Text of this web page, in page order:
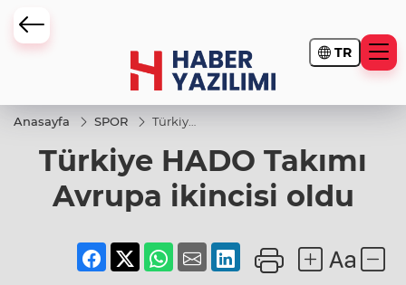
TR
Anasayfa SPOR
Türkiye
Takımı
Avrupa
oldu
Türkiye HADO Takımı
Avrupa ikincisi oldu